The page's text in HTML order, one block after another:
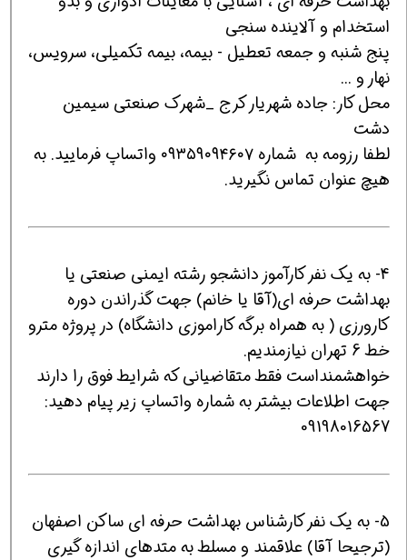
استخدام و آلاینده سنجی
پنج شنبه و جمعه تعطيل - بيمه، بيمه تكميلي، سرويس،
نهار و ...
محل كار: جاده شهریار کرج _شهرک صنعتی سیمین
دشت
لطفا رزومه به شماره ٠٩۳۵۹۰۹۴۶۰۷ واتساپ فرماييد. به
هیچ عنوان تماس نگیرید.
4- به یک نفر کارآموز دانشجو رشته ایمنی صنعتی یا
بهداشت حرفه ای(آقا یا خانم) جهت گذراندن دوره
کارورزی ( به همراه برگه کاراموزی دانشگاه) در پروژه مترو
خط 6 تهران نیازمندیم.
خواهشمنداست فقط متقاضیانی که شرایط فوق را دارند
جهت اطلاعات بیشتر به شماره واتساپ زیر پیام دهید:
09198016567
5- به یک نفر کارشناس بهداشت حرفه ای ساکن اصفهان
(ترجیحا آقا) علاقمند و مسلط به متدهای اندازه گیری